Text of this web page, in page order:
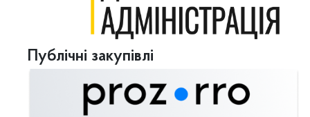
Публічні закупівлі